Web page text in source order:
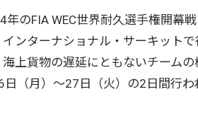
年のFIA WEC世界耐久選手権開幕
インターナショナル・サーキットで
海上貨物の遅延にともないチーム
日（月）〜27日（火）の2日間行わ